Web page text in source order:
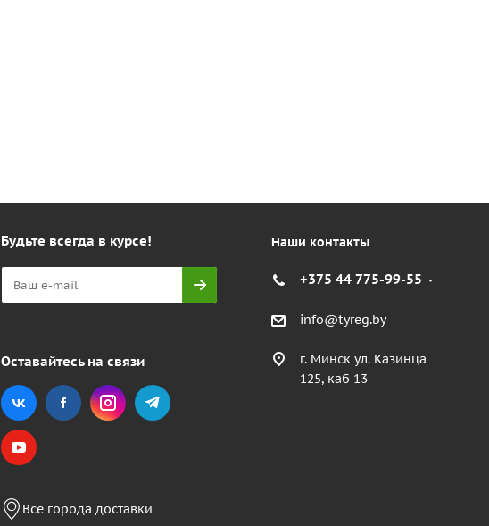
Будьте всегда в курсе!
Оставайтесь на связи
Все города доставки
Наши контакты
+375 44 775-99-55
info@tyreg.by
г. Минск ул. Казинца
125, каб 13